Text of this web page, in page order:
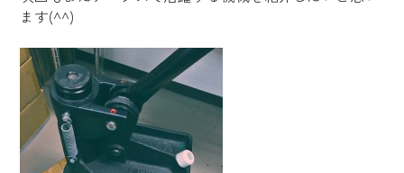
ます(^^)